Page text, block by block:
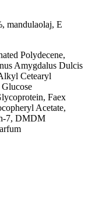
mandulaolaj, E
Polydecene,
Amygdalus Dulcis
Cetearyl
Faex
Acetate,
7, DMDM